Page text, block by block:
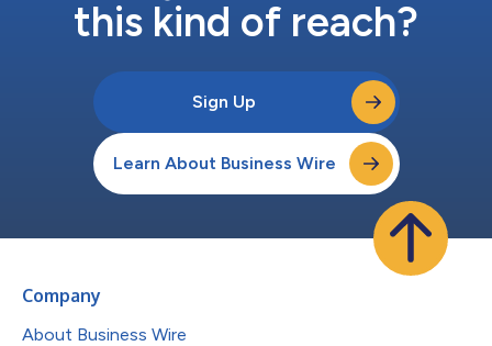
this kind of reach?
Sign Up
Learn About Business Wire
Company
About Business Wire